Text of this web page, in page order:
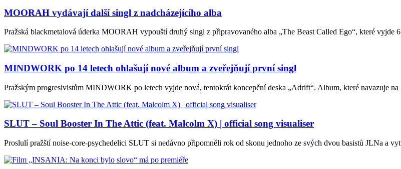
MOORAH vydávají další singl z nadcházejícího alba
Pražská blackmetalová úderka MOORAH vypouští druhý singl z připravovaného alba „The Beast Called Ego“, které vyjde
MINDWORK po 14 letech ohlašují nové album a zveřejňují první singl
Pražským progresivistům MINDWORK po letech vyjde nová, tentokrát koncepční deska „Adrift“. Album, které navazuje
SLUT – Soul Booster In The Attic (feat. Malcolm X) | official song visualiser
Proslulí pražští noise-core-psychedelici SLUT si nedávno připomněli rok od skonu jednoho ze svých dvou basistů JLNa a